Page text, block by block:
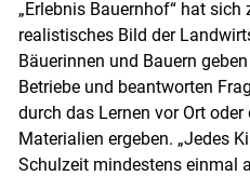
„Erlebnis Bauernhof“ hat sich
realistisches Bild der
Bäuerinnen und Bauern
Betriebe und beantworten
durch das Lernen vor Ort
Materialien ergeben. „Jedes
Schulzeit mindestens einmal